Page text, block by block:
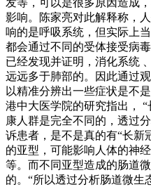
影响。陈家亮对此解释称，
响的是呼吸系统，但实际上
都会通过不同的受体接受病
已经发现并证明，消化系统
远远多于肺部的。因此通过
以精准分辨出一些症状是不
港中大医学院的研究指出，
康人群是完全不同的，透过
诉患者，是不是真的有“长新
的亚型，可能影响人体的神
等。而不同亚型造成的肠道
的。“所以透过分析肠道微生